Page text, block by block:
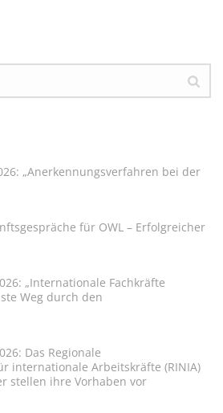
„Anerkennungsverfahren bei der
für OWL – Erfolgreicher
„Internationale Fachkräfte
Weg durch den
Das Regionale
internationale Arbeitskräfte (RINIA)
stellen ihre Vorhaben vor